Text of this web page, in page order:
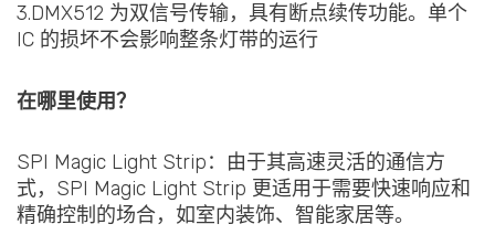
3.DMX512 为双信号传输，具有断点续传功能。单个
IC 的损坏不会影响整条灯带的运行
在哪里使用？
SPI Magic Light Strip：由于其高速灵活的通信方
式，SPI Magic Light Strip 更适用于需要快速响应和
精确控制的场合，如室内装饰、智能家居等。